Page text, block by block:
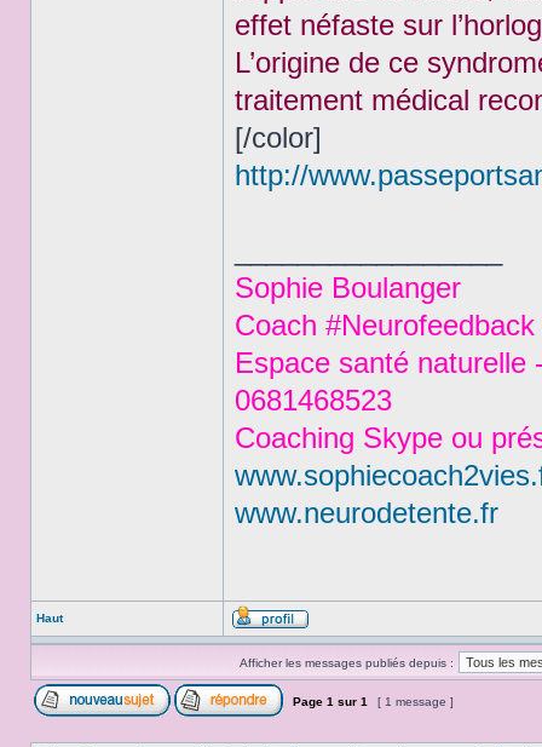
effet néfaste sur
L’origine de ce
traitement médical
[/color]
http://
Sophie Boulanger
Coach
Espace santé naturelle
0681468523
Coaching Skype ou
www.neurodetente.fr
Haut
Afficher les messages publiés depuis :
Page 1 sur 1 [ 1 message ]